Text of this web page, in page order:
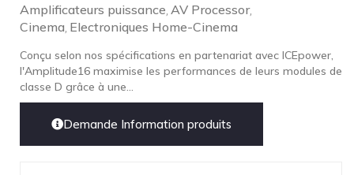
Amplificateurs puissance AV Processor,
Cinema Electroniques Home-Cinema
Conçu selon nos spécifications en partenariat avec ICEpower,
l'Amplitude16 maximise les performances de leurs modules de
classe D grâce à une...
Demande Information produits